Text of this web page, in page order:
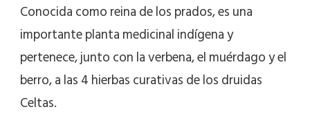
Conocida como reina de los prados, es una
importante planta medicinal indígena y
pertenece, junto con la verbena, el muérdago y el
berro, a las 4 hierbas curativas de los druidas
Celtas.